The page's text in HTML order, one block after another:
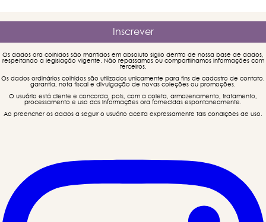
Os dados ora colhidos são mantidos em absoluto sigilo dentro de nossa base de dados,
respeitando a legislação vigente. Não repassamos ou compartilhamos informações com
terceiros.
Os dados ordinários colhidos são utilizados unicamente para fins de cadastro de contato,
garantia, nota fiscal e divulgação de novas coleções ou promoções.
O usuário está ciente e concorda, pois, com a coleta, armazenamento, tratamento,
processamento e uso das informações ora fornecidas espontaneamente.
Ao preencher os dados a seguir o usuário aceita expressamente tais condições de uso.